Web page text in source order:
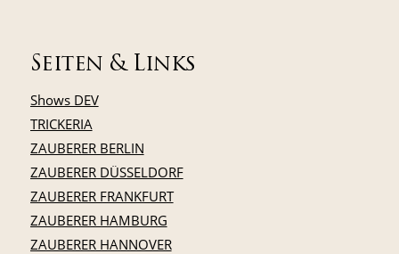
Seiten & Links
Shows DEV
TRICKERIA
ZAUBERER BERLIN
ZAUBERER DÜSSELDORF
ZAUBERER FRANKFURT
ZAUBERER HAMBURG
ZAUBERER HANNOVER